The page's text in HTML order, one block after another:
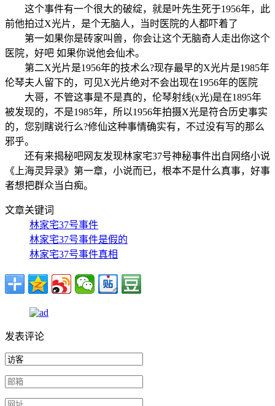
这个事件有一个很大的破绽，就是叶先生死于1956年，此
前他拍过X光片，是个无脑人，当时医院的人都吓着了
第一如果你是砖家叫兽，你会让这个无脑奇人走出你这个
医院，好吧 如果你说他会仙术。
第二X光片是1956年的技术么?现存最早的X光片是1985年
伦琴夫人留下的，可见X光片绝对不会出现在1956年的医院
大哥，不管这事是不是真的，伦琴射线(x光)是在1895年
被发现的，不是1985年，所以1956年拍摄X光是符合历史事实
的，您别瞎说行么?修仙这种事情确实有，不过没有写的那么
邪乎。
还有来揭秘吧网友发现林家宅37号神秘事件出自网络小说
《上海灵异录》第一章，小说而已，根本不是什么真事，好事
者想把群众当白痴。
文章关键词
林家宅37号事件
林家宅37号事件是假的
林家宅37号事件真相
发表评论